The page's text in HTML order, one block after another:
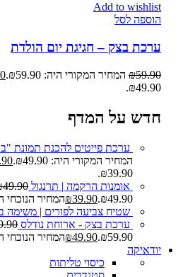
Add to wishlist
הוספה לסל
ערכת בצק – חגיגת יום הולדת
₪59.90 המחיר המקורי היה: ₪59.90.
₪49.90.
חדש על המדף
ערכת פייטים להכנת תמונת
המחיר המקורי היה: ₪49.90.
₪39.90.
אומנות הרקמה | תרנגול 49.90
₪49.90.
₪39.90
המחיר הנוכחי הוא:
שטיח צביעה לפורים | משימה
ערכת בצק - ארוחת נודלס
₪59.90.
₪49.90
המחיר הנוכחי הוא:
יודאיקה
כיסוי טליתות